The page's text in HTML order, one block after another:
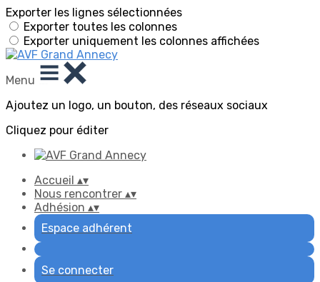
Exporter les lignes sélectionnées
Exporter toutes les colonnes
Exporter uniquement les colonnes affichées
Menu
Ajoutez un logo, un bouton, des réseaux sociaux
Cliquez pour éditer
Accueil ▴▾
Nous rencontrer ▴▾
Adhésion ▴▾
Espace adhérent
Se connecter